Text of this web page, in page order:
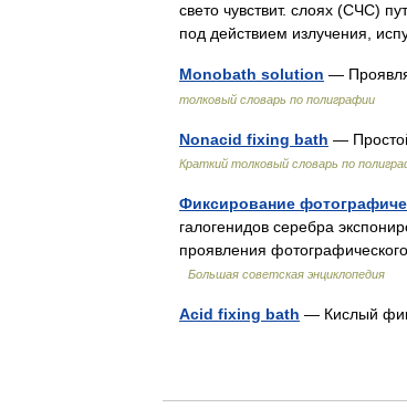
свето чувствит. слоях (СЧС)
под действием излучения,
Monobath solution —
толковый словарь по полиграфии
Nonacid fixing bath —
Краткий толковый словарь по
Фиксирование
галогенидов серебра
проявления
Большая советская энциклопедия
Acid fixing bath — Кислый